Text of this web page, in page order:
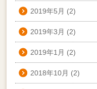
2019年5月 (2)
2019年3月 (2)
2019年1月 (2)
2018年10月 (2)